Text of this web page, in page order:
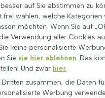
in Bezug auf den
in einem Boden, der reich
durchlässig ist, um
die ihr durchschnittliches
ohne dass sie längere
muss, ist zu
und eine üppige Blüte
auf Sie abstimmen zu
frei wählen, welche Kategorien
möchten. Wenn Sie auf
Verwendung aller Cookies
keine personalisierte
Sie sie hier ablehnen. Das
Und zwar hier.
zusammen, die Daten
Werbung